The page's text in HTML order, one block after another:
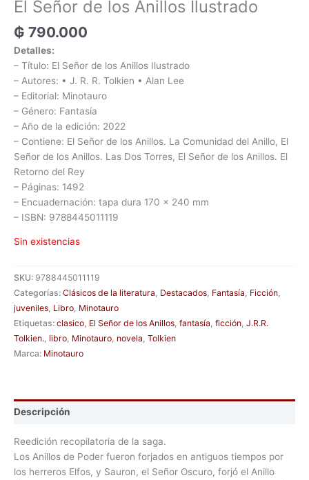
El Señor de los Anillos Ilustrado
₲ 790.000
Detalles:
– Título: El Señor de los Anillos Ilustrado
– Autores: • J. R. R. Tolkien • Alan Lee
– Editorial: Minotauro
– Género: Fantasía
– Año de la edición: 2022
– Contiene: El Señor de los Anillos. La Comunidad del Anillo, El
Señor de los Anillos. Las Dos Torres, El Señor de los Anillos. El
Retorno del Rey
– Páginas: 1492
– Encuadernación: tapa dura 170 x 240 mm
– ISBN: 9788445011119
Sin existencias
SKU: 9788445011119
Categorías: Clásicos de la literatura, Destacados, Fantasía, Ficción,
juveniles, Libro, Minotauro
Etiquetas: clasico, El Señor de los Anillos, fantasía, ficción, J.R.R.
Tolkien., libro, Minotauro, novela, Tolkien
Marca: Minotauro
Descripción
Reedición recopilatoria de la saga.
Los Anillos de Poder fueron forjados en antiguos tiempos por
los herreros Elfos, y Sauron, el Señor Oscuro, forjó el Anillo